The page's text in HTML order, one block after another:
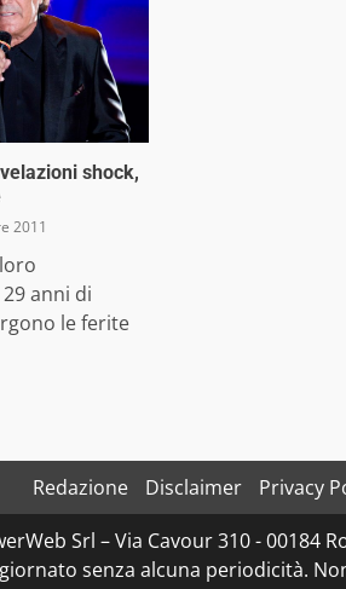
shock,
2011
anni di
le ferite
Redazione Disclaimer
Privacy
Srl – Via Cavour 310 - 00184
senza alcuna periodicità.